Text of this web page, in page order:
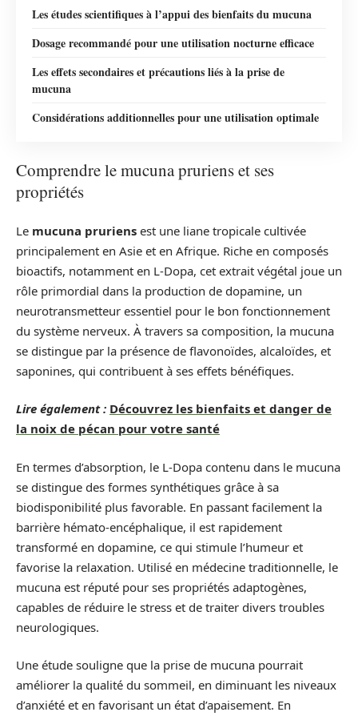
Les études scientifiques à l’appui des bienfaits du mucuna
Dosage recommandé pour une utilisation nocturne efficace
Les effets secondaires et précautions liés à la prise de
mucuna
Considérations additionnelles pour une utilisation optimale
Comprendre le mucuna pruriens et ses
propriétés
Le mucuna pruriens est une liane tropicale cultivée
principalement en Asie et en Afrique. Riche en composés
bioactifs, notamment en L-Dopa, cet extrait végétal joue un
rôle primordial dans la production de dopamine, un
neurotransmetteur essentiel pour le bon fonctionnement
du système nerveux. À travers sa composition, la mucuna
se distingue par la présence de flavonoïdes, alcaloïdes, et
saponines, qui contribuent à ses effets bénéfiques.
Lire également : Découvrez les bienfaits et danger de
la noix de pécan pour votre santé
En termes d’absorption, le L-Dopa contenu dans le mucuna
se distingue des formes synthétiques grâce à sa
biodisponibilité plus favorable. En passant facilement la
barrière hémato-encéphalique, il est rapidement
transformé en dopamine, ce qui stimule l’humeur et
favorise la relaxation. Utilisé en médecine traditionnelle, le
mucuna est réputé pour ses propriétés adaptogènes,
capables de réduire le stress et de traiter divers troubles
neurologiques.
Une étude souligne que la prise de mucuna pourrait
améliorer la qualité du sommeil, en diminuant les niveaux
d’anxiété et en favorisant un état d’apaisement. En